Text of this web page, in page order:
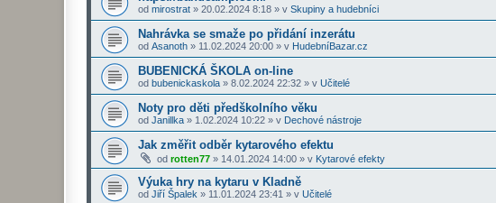
od mirostrat » 20.02.2024 8:18 » v Skupiny a hudebníci
Nahrávka se smaže po přidání inzerátu
od Asanoth » 11.02.2024 20:00 » v HudebníBazar.cz
BUBENICKÁ ŠKOLA on-line
od bubenickaskola » 8.02.2024 22:32 » v Učitelé
Noty pro děti předškolního věku
od Janillka » 1.02.2024 10:22 » v Dechové nástroje
Jak změřit odběr kytarového efektu
od rotten77 » 14.01.2024 14:00 » v Kytarové efekty
Výuka hry na kytaru v Kladně
od Jiří Špalek » 11.01.2024 23:41 » v Učitelé